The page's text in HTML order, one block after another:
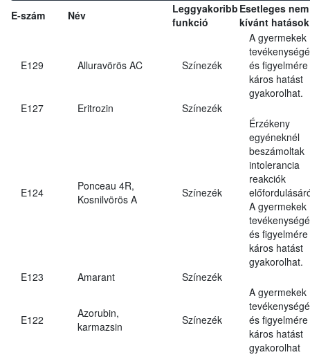
E-szám Név
Leggyakoribb
funkció
Esetleges nem
kívánt hatások
E129 Alluravörös AC Színezék
A gyermekek
és figyelmére
káros hatást
gyakorolhat.
E127
Eritrozin Színezék
E124
Ponceau 4R,
Kosnilvörös A
Színezék
Érzékeny
egyéneknél
beszámoltak
intolerancia
reakciók
A gyermekek
és figyelmére
káros hatást
gyakorolhat.
E123
Amarant Színezék
E122
Azorubin,
karmazsin
Színezék
A gyermekek
és figyelmére
káros hatást
gyakorolhat